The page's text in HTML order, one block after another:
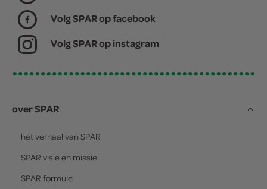
Volg SPAR op facebook
Volg SPAR op instagram
over SPAR
het verhaal van SPAR
SPAR visie en missie
SPAR formule